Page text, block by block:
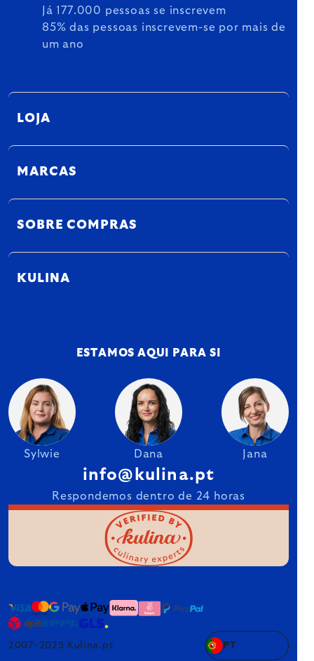
Já 177.000 pessoas se inscrevem
85% das pessoas inscrevem-se por mais de
um ano
LOJA
MARCAS
SOBRE COMPRAS
KULINA
ESTAMOS AQUI PARA SI
Sylwie Dana Jana
info@kulina.pt
Respondemos dentro de 24 horas
2007–2025 Kulina.pt PT